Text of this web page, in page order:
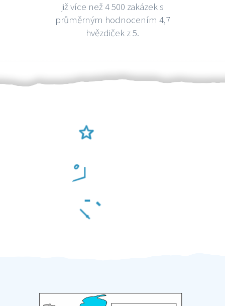
již více než 4 500 zakázek s
průměrným hodnocením 4,7
hvězdiček z 5.